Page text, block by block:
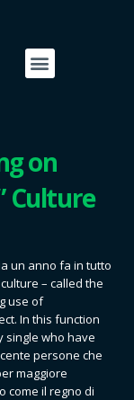
on
Culture
un anno fa in tutto
– called the
use of
In this function
single who have
persone che
maggiore
come il regno di